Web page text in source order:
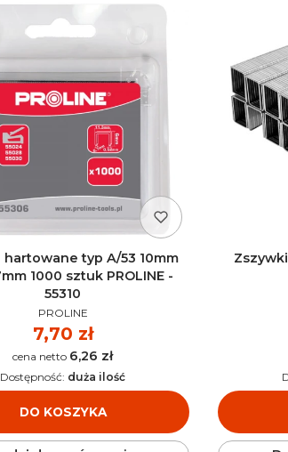
hartowane typ A/53 10mm
1000 sztuk PROLINE -
55310
PRODUCENT
PROLINE
Cena
7,70 zł
Cena 6,26 zł
DO KOSZYKA
Dostępność: duża ilość